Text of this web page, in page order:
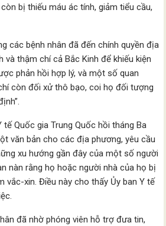
bị thiếu máu ác tính, giảm tiểu cầu,
các bệnh nhân đã đến chính quyền địa
và thậm chí cả Bắc Kinh để khiếu kiện
phản hồi hợp lý, và một số quan
còn đối xử thô bạo, coi họ đối tượng
tế Quốc gia Trung Quốc hồi tháng Ba
văn bản cho các địa phương, yêu cầu
xu hướng gần đây của một số người
nàn rằng họ hoặc người nhà của họ bị
vắc-xin. Điều này cho thấy Ủy ban Y tế
đã nhờ phóng viên hỗ trợ đưa tin,